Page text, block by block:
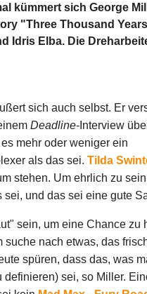
kümmert sich George
"Three Thousand
Idris Elba. Die
sich auch selbst. Er
Deadline-Interview
mehr oder weniger ein
als das sei. Tilda
stehen. Um ehrlich zu
und das sei eine gute
sein, um eine Chance zu
nach etwas, das
spüren, dass das, was
sei, so Miller.